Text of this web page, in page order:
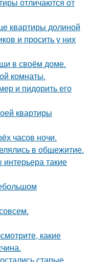
квартиры долиной
и просить у них
в своём доме.
комнаты.
и пидорить его
квартиры
часов ночи.
в общежитие.
такие
какие
старые